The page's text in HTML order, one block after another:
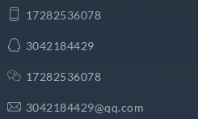
17282536078
3042184429
17282536078
3042184429@qq.com